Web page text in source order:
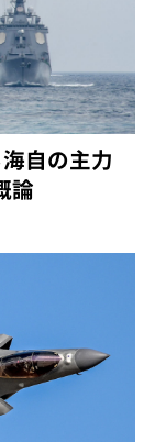
自の主力
論